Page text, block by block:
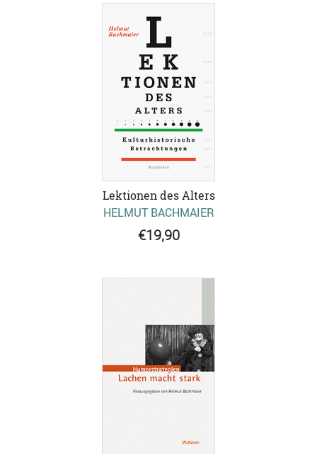
Lektionen des Alters
HELMUT BACHMAIER
€19,90